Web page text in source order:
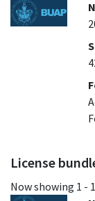
License
Now showing 1 -